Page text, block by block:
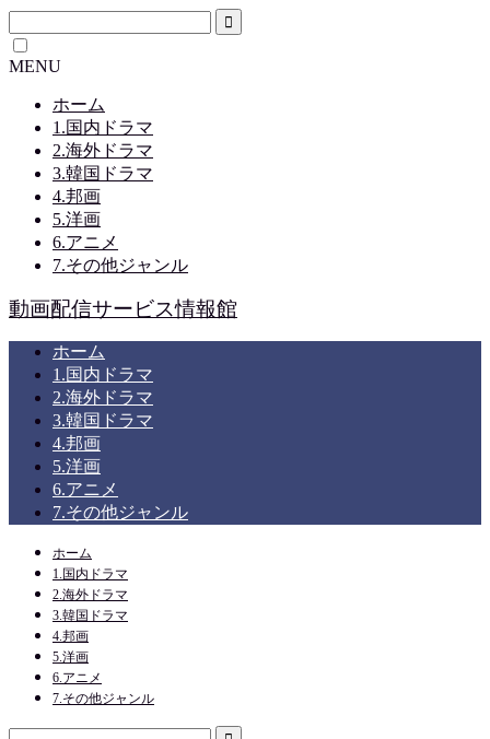
MENU
ホーム
1.国内ドラマ
2.海外ドラマ
3.韓国ドラマ
4.邦画
5.洋画
6.アニメ
7.その他ジャンル
動画配信サービス情報館
ホーム
1.国内ドラマ
2.海外ドラマ
3.韓国ドラマ
4.邦画
5.洋画
6.アニメ
7.その他ジャンル
ホーム
1.国内ドラマ
2.海外ドラマ
3.韓国ドラマ
4.邦画
5.洋画
6.アニメ
7.その他ジャンル